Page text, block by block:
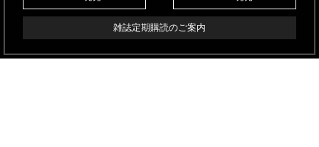
雑誌定期購読のご案内